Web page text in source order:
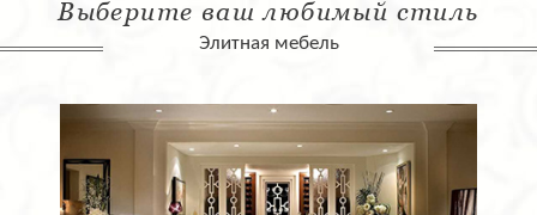
Выберите ваш любимый стиль
Элитная мебель